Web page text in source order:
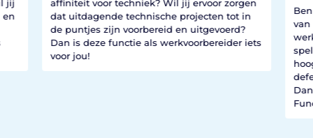
jij
en
affiniteit voor techniek? Wil jij ervoor zorgen
dat uitdagende technische projecten tot in
de puntjes zijn voorbereid en uitgevoerd?
Dan is deze functie als werkvoorbereider iets
voor jou!
van